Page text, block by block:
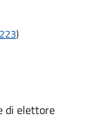
)
di elettore